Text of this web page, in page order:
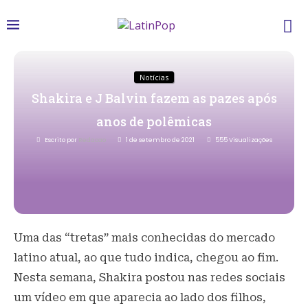
Notícias
Shakira e J Balvin fazem as pazes após
anos de polêmicas
Escrito por Redacao 1 de setembro de 2021 555Visualizações
Uma das “tretas” mais conhecidas do mercado
latino atual, ao que tudo indica, chegou ao fim.
Nesta semana, Shakira postou nas redes sociais
um vídeo em que aparecia ao lado dos filhos,